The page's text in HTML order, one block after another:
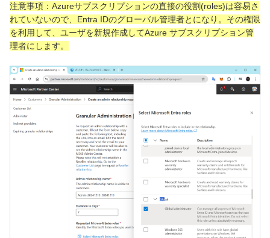
注意事項：Azureサブスクリプションの直接の役割(roles)は容易さ
れていないので、Entra IDのグローバル管理者とになり。その権限
を利用して、ユーザを新規作成してAzure サブスクリプション管
理者にします。